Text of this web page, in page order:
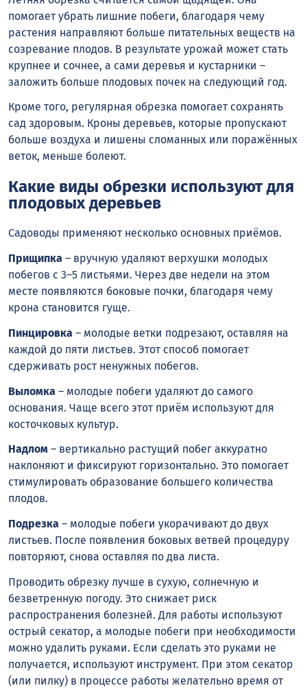
помогает убрать лишние побеги, благодаря чему
растения направляют больше питательных веществ на
созревание плодов. В результате урожай может стать
крупнее и сочнее, а сами деревья и кустарники –
заложить больше плодовых почек на следующий год.
Кроме того, регулярная обрезка помогает сохранять
сад здоровым. Кроны деревьев, которые пропускают
больше воздуха и лишены сломанных или поражённых
веток, меньше болеют.
Какие виды обрезки используют для
плодовых деревьев
Садоводы применяют несколько основных приёмов.
Прищипка – вручную удаляют верхушки молодых
побегов с 3–5 листьями. Через две недели на этом
месте появляются боковые почки, благодаря чему
крона становится гуще.
Пинцировка – молодые ветки подрезают, оставляя на
каждой до пяти листьев. Этот способ помогает
сдерживать рост ненужных побегов.
Выломка – молодые побеги удаляют до самого
основания. Чаще всего этот приём используют для
косточковых культур.
Надлом – вертикально растущий побег аккуратно
наклоняют и фиксируют горизонтально. Это помогает
стимулировать образование большего количества
плодов.
Подрезка – молодые побеги укорачивают до двух
листьев. После появления боковых ветвей процедуру
повторяют, снова оставляя по два листа.
Проводить обрезку лучше в сухую, солнечную и
безветренную погоду. Это снижает риск
распространения болезней. Для работы используют
острый секатор, а молодые побеги при необходимости
можно удалить руками. Если сделать это руками не
получается, используют инструмент. При этом секатор
(или пилку) в процессе работы желательно время от